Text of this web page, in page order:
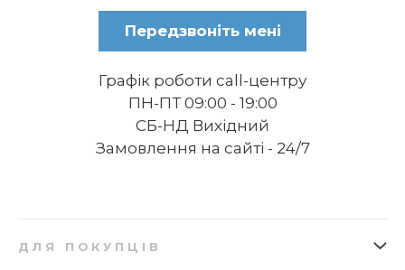
Передзвоніть мені
Графік роботи call-центру
ПН-ПТ 09:00 - 19:00
СБ-НД Вихідний
Замовлення на сайті - 24/7
ДЛЯ ПОКУПЦІВ